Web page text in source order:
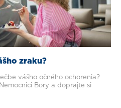
zraku?
vášho očného ochorenia?
Bory a doprajte si